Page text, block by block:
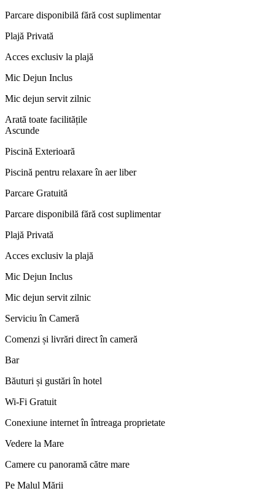
Parcare disponibilă fără cost suplimentar
Plajă Privată
Acces exclusiv la plajă
Mic Dejun Inclus
Mic dejun servit zilnic
Arată toate facilitățile
Ascunde
Piscină Exterioară
Piscină pentru relaxare în aer liber
Parcare Gratuită
Parcare disponibilă fără cost suplimentar
Plajă Privată
Acces exclusiv la plajă
Mic Dejun Inclus
Mic dejun servit zilnic
Serviciu în Cameră
Comenzi și livrări direct în cameră
Bar
Băuturi și gustări în hotel
Wi-Fi Gratuit
Conexiune internet în întreaga proprietate
Vedere la Mare
Camere cu panoramă către mare
Pe Malul Mării